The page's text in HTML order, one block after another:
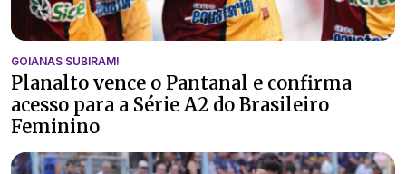
GOIANAS SUBIRAM!
Planalto vence o Pantanal e confirma
acesso para a Série A2 do Brasileiro
Feminino